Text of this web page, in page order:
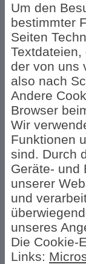
Um den
bestimmter
Seiten
der von uns
also nach
Andere
Browser
Wir
Funktionen
sind. Durch
Geräte- und
unserer
und
unseres
Die Cookie-
Links: